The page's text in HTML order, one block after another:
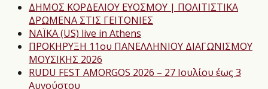
ΔΗΜΟΣ ΚΟΡΔΕΛΙΟΥ ΕΥΟΣΜΟΥ | ΠΟΛΙΤΙΣΤΙΚΑ
ΔΡΩΜΕΝΑ ΣΤΙΣ ΓΕΙΤΟΝΙΕΣ
NAΪKA (US) live in Athens
ΠΡΟΚΗΡΥΞΗ 11ου ΠΑΝΕΛΛΗΝΙΟΥ ΔΙΑΓΩΝΙΣΜΟΥ
ΜΟΥΣΙΚΗΣ 2026
RUDU FEST AMORGOS 2026 – 27 Ιουλίου έως 3
Αυγούστου